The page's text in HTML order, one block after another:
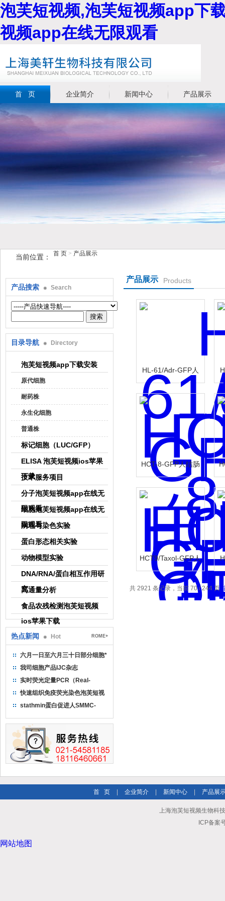
泡芙短视频,泡芙短视频app下
视频app在线无限观看
上海泡芙短视频生物科技有限公司
首 页 企业简介 新闻中心 产品展示
当前位置： 首 页 > 产品展示
产品搜索 Search
目录导航 Directory
泡芙短视频app下载安装
原代细胞
耐药株
永生化细胞
普通株
标记细胞（LUC/GFP）
ELISA 泡芙短视频ios苹果
下载
技术服务项目
分子泡芙短视频app在线无
限观看
细胞泡芙短视频app在线无
限观看
病理与染色实验
蛋白形态相关实验
动物模型实验
DNA/RNA/蛋白相互作用研
究
高通量分析
食品农残检测泡芙短视频
ios苹果下载
热点新闻
Hot ROME+
六月一日至六月三十日部分细胞*
我司细胞产品IJC杂志
实时荧光定量PCR（Real-
TimePCR）实验流程
快速组织免疫荧光染色泡芙短视
频ios苹果下载
stathmin蛋白促进人SMMC-
产品展示 Products
HL-61/Adr-GFP人
白血病阿霉素-绿色
标记
HCT-8-GFP人结肠
癌细胞-绿色标记
HCT9/Taxol-GFP人
结肠癌紫杉醇耐药
株
共 2921 条记录，当前 70 / 244 页
首 页 企业简介 新闻中心 产品展
上海泡芙短视频生物科
ICP备案号
网站地图